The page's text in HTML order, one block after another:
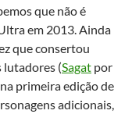
que não é
em 2013. Ainda
que consertou
lutadores (Sagat por
primeira edição de
adicionais,